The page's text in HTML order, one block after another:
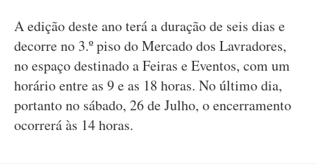
A edição deste ano terá a duração de seis dias e
decorre no 3.º piso do Mercado dos Lavradores,
no espaço destinado a Feiras e Eventos, com um
horário entre as 9 e as 18 horas. No último dia,
portanto no sábado, 26 de Julho, o encerramento
ocorrerá às 14 horas.